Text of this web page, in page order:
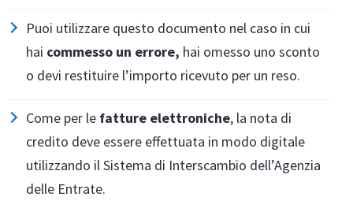
Puoi utilizzare questo documento nel caso in cui
hai commesso un errore, hai omesso uno sconto
o devi restituire l’importo ricevuto per un reso.
Come per le fatture elettroniche, la nota di
credito deve essere effettuata in modo digitale
utilizzando il Sistema di Interscambio dell’Agenzia
delle Entrate.